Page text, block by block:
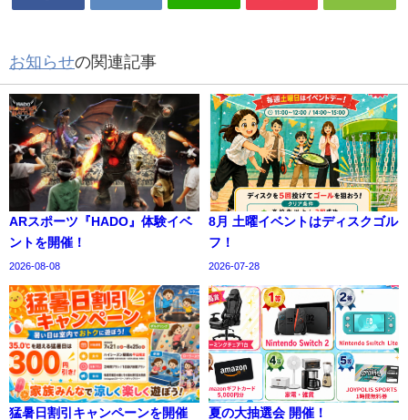
お知らせの関連記事
ARスポーツ『HADO』体験イベ
ントを開催！
2026-08-08
8月 土曜イベントはディスクゴル
フ！
2026-07-28
猛暑日割引キャンペーンを開催
夏の大抽選会 開催！